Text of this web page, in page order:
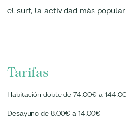
el surf, la actividad más
Tarifas
Habitación doble de 74.00€ a
Desayuno de 8.00€ a 14.00€